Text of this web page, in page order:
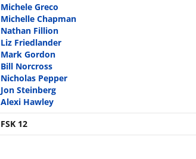
Michele Greco
Michelle Chapman
Nathan Fillion
Liz Friedlander
Mark Gordon
Bill Norcross
Nicholas Pepper
Jon Steinberg
Alexi Hawley
FSK 12